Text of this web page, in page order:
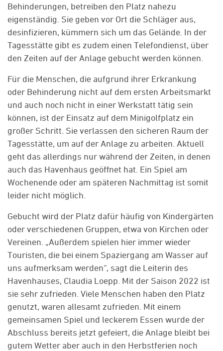
Behinderungen, betreiben den Platz nahezu
eigenständig. Sie geben vor Ort die Schläger aus,
desinfizieren, kümmern sich um das Gelände. In der
Tagesstätte gibt es zudem einen Telefondienst, über
den Zeiten auf der Anlage gebucht werden können.
Für die Menschen, die aufgrund ihrer Erkrankung
oder Behinderung nicht auf dem ersten Arbeitsmarkt
und auch noch nicht in einer Werkstatt tätig sein
können, ist der Einsatz auf dem Minigolfplatz ein
großer Schritt. Sie verlassen den sicheren Raum der
Tagesstätte, um auf der Anlage zu arbeiten. Aktuell
geht das allerdings nur während der Zeiten, in denen
auch das Havenhaus geöffnet hat. Ein Spiel am
Wochenende oder am späteren Nachmittag ist somit
leider nicht möglich.
Gebucht wird der Platz dafür häufig von Kindergärten
oder verschiedenen Gruppen, etwa von Kirchen oder
Vereinen. „Außerdem spielen hier immer wieder
Touristen, die bei einem Spaziergang am Wasser auf
uns aufmerksam werden“, sagt die Leiterin des
Havenhauses, Claudia Loepp. Mit der Saison 2022 ist
sie sehr zufrieden. Viele Menschen haben den Platz
genutzt, waren allesamt zufrieden. Mit einem
gemeinsamen Spiel und leckerem Essen wurde der
Abschluss bereits jetzt gefeiert, die Anlage bleibt bei
gutem Wetter aber auch in den Herbstferien noch